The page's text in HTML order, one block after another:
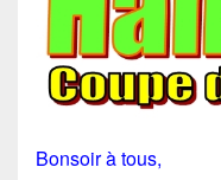
Bonsoir à tous,